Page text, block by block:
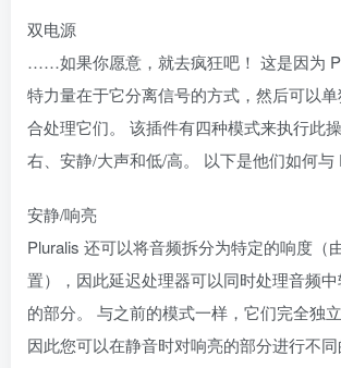
双电源
……如果你愿意，就去疯狂吧！ 这是因为
特力量在于它分离信号的方式，然后可以
合处理它们。 该插件有四种模式来执行此
右、安静/大声和低/高。 以下是他们如何
安静/响亮
Pluralis 还可以将音频拆分为特定的响度（
置），因此延迟处理器可以同时处理音频
的部分。 与之前的模式一样，它们完全独
因此您可以在静音时对响亮的部分进行不同